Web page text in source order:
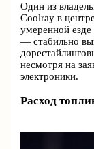
Один из
Coolray в
умеренной езде
— стабильно
несмотря на
электроники.
Расход